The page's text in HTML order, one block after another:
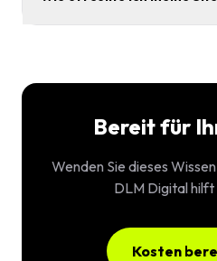
Bereit für
Wenden Sie dieses
DLM Digital hilft
Kosten